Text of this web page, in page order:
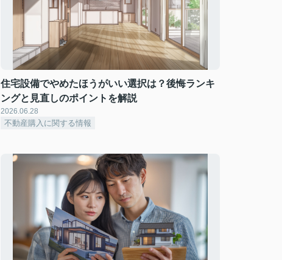
住宅設備でやめたほうがいい選択は？後悔ランキ
ングと見直しのポイントを解説
2026.06.28
不動産購入に関する情報